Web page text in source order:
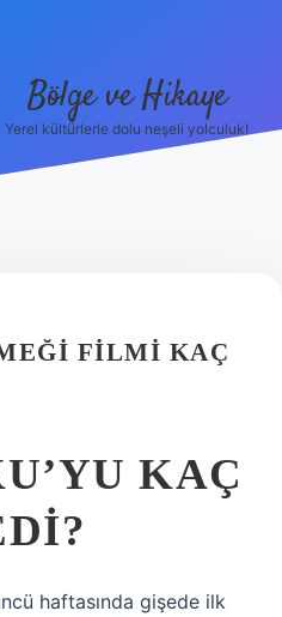
Bölge ve Hikaye
Yerel kültürlerle dolu neşeli yolculuk!
FILMI KAÇ
KAÇ
haftasında gişede ilk